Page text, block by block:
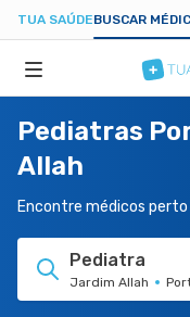
TUA SAÚDEBUSCAR
ESPECIALIDADES
HOSPITAIS
TUASAUDE.COM
Pediatras
Allah
Encontre médicos
Pediatra
Jardim Allah